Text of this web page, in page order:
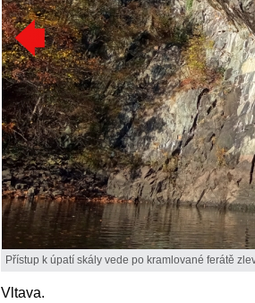
Přístup k úpatí skály vede po kramlované ferátě
Vltava.